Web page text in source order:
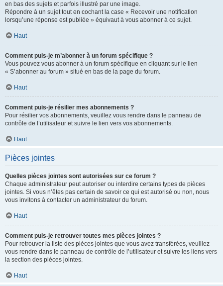
en bas des sujets et parfois illustré par une image.
Répondre à un sujet tout en cochant la case « Recevoir une notification
lorsqu’une réponse est publiée » équivaut à vous abonner à ce sujet.
Haut
Comment puis-je m’abonner à un forum spécifique ?
Vous pouvez vous abonner à un forum spécifique en cliquant sur le lien
« S’abonner au forum » situé en bas de la page du forum.
Haut
Comment puis-je résilier mes abonnements ?
Pour résilier vos abonnements, veuillez vous rendre dans le panneau de
contrôle de l’utilisateur et suivre le lien vers vos abonnements.
Haut
Pièces jointes
Quelles pièces jointes sont autorisées sur ce forum ?
Chaque administrateur peut autoriser ou interdire certains types de pièces
jointes. Si vous n’êtes pas certain de savoir ce qui est autorisé ou non, nous
vous invitons à contacter un administrateur du forum.
Haut
Comment puis-je retrouver toutes mes pièces jointes ?
Pour retrouver la liste des pièces jointes que vous avez transférées, veuillez
vous rendre dans le panneau de contrôle de l’utilisateur et suivre les liens vers
la section des pièces jointes.
Haut